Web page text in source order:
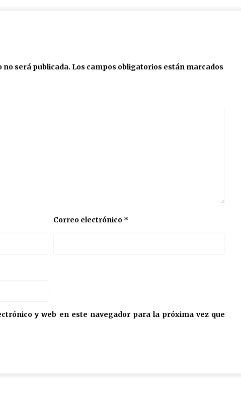
será publicada. Los campos obligatorios están marcados
Correo electrónico *
y web en este navegador para la próxima vez que